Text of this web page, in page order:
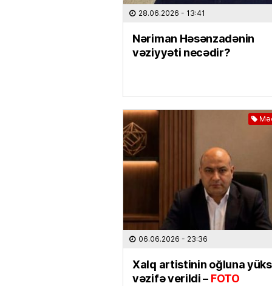
28.06.2026 - 13:41
Nəriman Həsənzadənin
vəziyyəti necədir?
06.06.2026 - 23:36
Xalq artistinin oğluna
vəzifə verildi –FOTO